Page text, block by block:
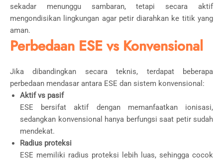
sekadar menunggu sambaran, tetapi secara aktif
mengondisikan lingkungan agar petir diarahkan ke titik yang
aman.
Perbedaan ESE vs Konvensional
Jika dibandingkan secara teknis, terdapat beberapa
perbedaan mendasar antara ESE dan sistem konvensional:
Aktif vs pasif
ESE bersifat aktif dengan memanfaatkan ionisasi,
sedangkan konvensional hanya berfungsi saat petir sudah
mendekat.
Radius proteksi
ESE memiliki radius proteksi lebih luas, sehingga cocok